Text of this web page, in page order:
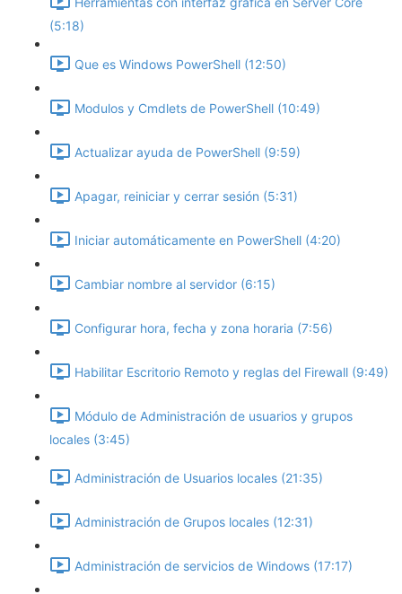
(5:18)
Que es Windows PowerShell (12:50)
Modulos y Cmdlets de PowerShell (10:49)
Actualizar ayuda de PowerShell (9:59)
Apagar, reiniciar y cerrar sesión (5:31)
Iniciar automáticamente en PowerShell (4:20)
Cambiar nombre al servidor (6:15)
Configurar hora, fecha y zona horaria (7:56)
Habilitar Escritorio Remoto y reglas del Firewall (9:49)
Módulo de Administración de usuarios y grupos
locales (3:45)
Administración de Usuarios locales (21:35)
Administración de Grupos locales (12:31)
Administración de servicios de Windows (17:17)